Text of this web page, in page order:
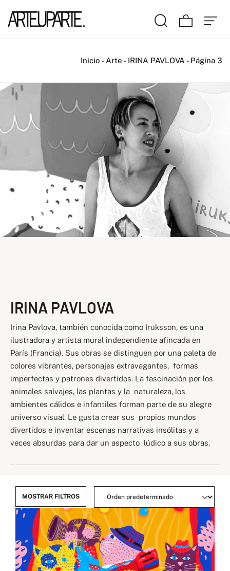
Inicio - Arte - IRINA PAVLOVA - Página 3
IRINA PAVLOVA
Irina Pavlova, también conocida como Iruksson, es una
ilustradora y artista mural independiente afincada en
París (Francia). Sus obras se distinguen por una paleta de
colores vibrantes, personajes extravagantes, formas
imperfectas y patrones divertidos. La fascinación por los
animales salvajes, las plantas y la naturaleza, los
ambientes cálidos e infantiles forman parte de su alegre
universo visual. Le gusta crear sus propios mundos
divertidos e inventar escenas narrativas insólitas y a
veces absurdas para dar un aspecto lúdico a sus obras.
MOSTRAR FILTROS